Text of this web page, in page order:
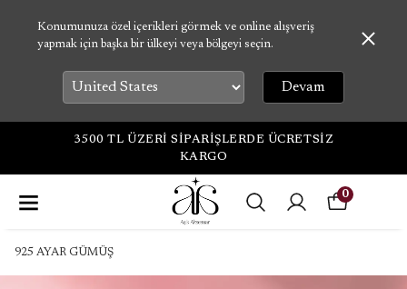
Konumunuza özel içerikleri görmek ve online alışveriş
yapmak için başka bir ülkeyi veya bölgeyi seçin.
Devam
3500 TL ÜZERİ SİPARİŞLERDE ÜCRETSİZ
KARGO
0
925 AYAR GÜMÜŞ